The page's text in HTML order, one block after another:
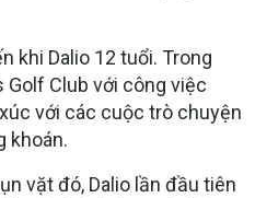
khi Dalio 12 tuổi. Trong
Club với công việc
với các cuộc trò chuyện
khoán.
vặt đó, Dalio lần đầu tiên